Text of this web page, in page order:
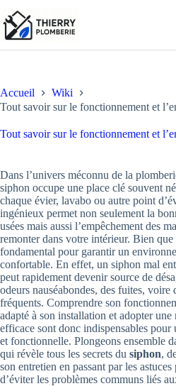
au
contenu
Accueil
Wiki
Tout savoir sur le fonctionnement et
Tout savoir sur le fonctionnement et
Dans l’univers méconnu de la
siphon occupe une place clé souvent
chaque évier, lavabo ou autre point
ingénieux permet non seulement la
usées mais aussi l’empêchement des
remonter dans votre intérieur. Bien que
fondamental pour garantir un
confortable. En effet, un siphon mal
peut rapidement devenir source de
odeurs nauséabondes, des fuites, voire
fréquents. Comprendre son
adapté à son installation et adopter une
efficace sont donc indispensables pour
et fonctionnelle. Plongeons ensemble
qui révèle tous les secrets du siphon,
son entretien en passant par les
d’éviter les problèmes communs liés